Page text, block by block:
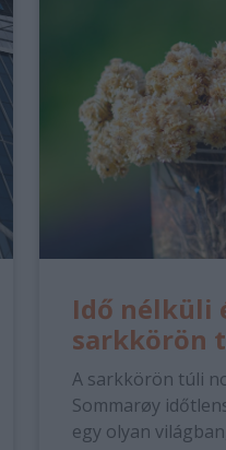
Idő nélküli
sarkkörön
A sarkkörön túli
Sommarøy
egy olyan